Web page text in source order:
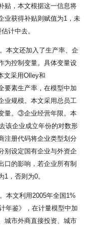
贴，本文根据这一信息将
业获得补贴则赋值为1，未
计中去。
本文还加入了生产率、企
为控制变量。具体变量设
文采用Olley和
要素生产率，在模型中加
业规模。本文采用总员工
量。③企业经营年限。本
该企业成立年份的对数形
注册代码将企业类型划分
别设定国有企业与外资企
口的影响，若企业所有制
，否则为0。
本文利用2005年全国1%
年鉴》，在计量模型中加
城市外商直接投资、城市